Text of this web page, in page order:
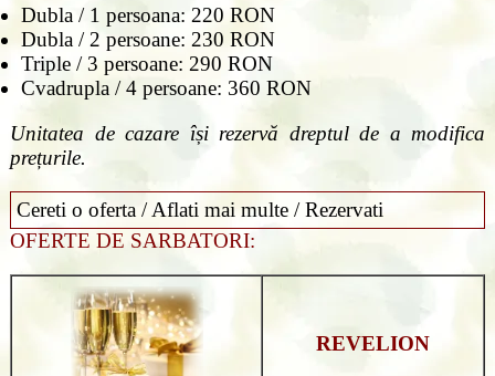
Dubla / 1 persoana: 220 RON
Dubla / 2 persoane: 230 RON
Triple / 3 persoane: 290 RON
Cvadrupla / 4 persoane: 360 RON
Unitatea de cazare își rezervă dreptul de a modifica
prețurile.
Cereti o oferta / Aflati mai multe / Rezervati
OFERTE DE SARBATORI:
REVELION